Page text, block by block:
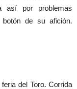
así por problemas
de su afición.
del Toro. Corrida